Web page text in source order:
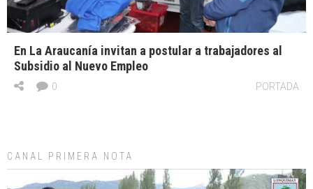
En La Araucanía invitan a postular a trabajadores al
Subsidio al Nuevo Empleo
PORTADA
0
CANAL PRIMERA NOTA